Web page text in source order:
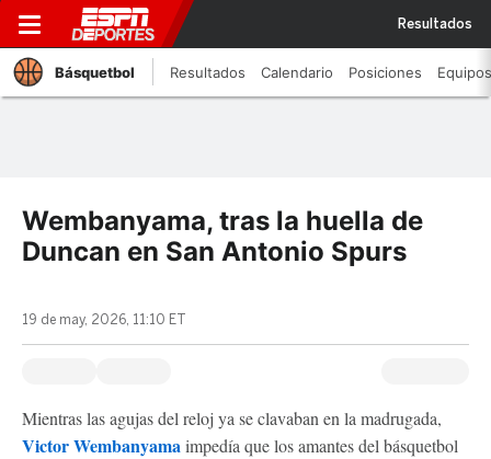
Resultados
Básquetbol Resultados Calendario Posiciones Equipos
Wembanyama, tras la huella de
Duncan en San Antonio Spurs
19 de may, 2026, 11:10 ET
Mientras las agujas del reloj ya se clavaban en la madrugada,
Victor Wembanyamaimpedía que los amantes del básquetbol